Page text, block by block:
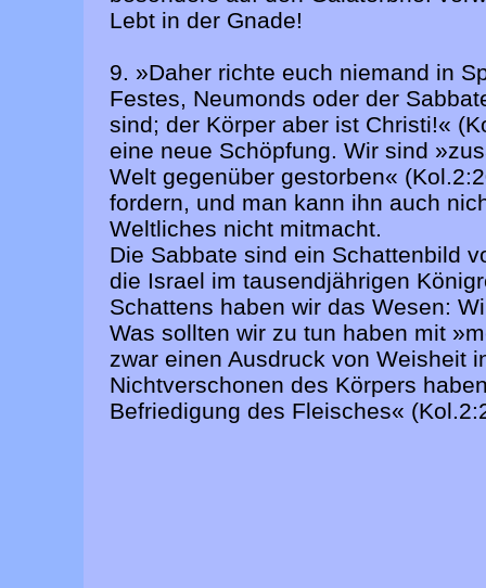
Lebt in der Gnade!
9. »Daher richte euch niemand in
Festes, Neumonds oder der
sind; der Körper aber ist Christi!«
eine neue Schöpfung. Wir sind
Welt gegenüber gestorben«
fordern, und man kann ihn auch
Weltliches nicht mitmacht.
Die Sabbate sind ein Schattenbild
die Israel im tausendjährigen
Schattens haben wir das Wesen:
Was sollten wir zu tun haben mit
zwar einen Ausdruck von Weisheit
Nichtverschonen des Körpers
Befriedigung des Fleisches«